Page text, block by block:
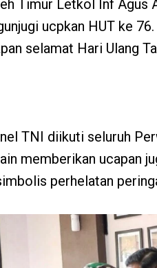
Timur Letkol Inf Agus
ucpkan HUT ke
selamat Hari Ulang
TNI diikuti seluruh
memberikan ucapan
perhelatan